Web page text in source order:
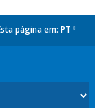
página em: PT